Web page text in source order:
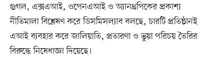
গুগল, এক্সএআই, ওপেনএআই ও অ্যানথ্রপিকের প্রকাশ্য
নীতিমালা বিশ্লেষণ করে ডিসমিসল্যাব বলছে, চারটি প্রতিষ্ঠানই
এআই ব্যবহার করে জালিয়াতি, প্রতারণা ও ভুয়া পরিচয় তৈরির
বিরুদ্ধে নিষেধাজ্ঞা দিয়েছে।